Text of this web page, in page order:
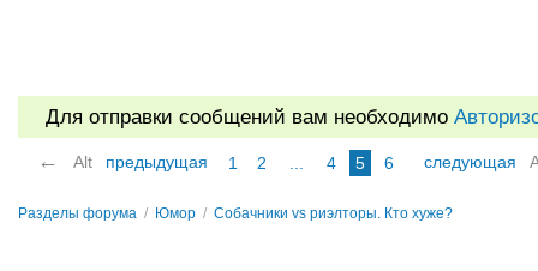
Для отправки сообщений вам необходимо
1 2 4 5 6
← Alt предыдущая следующая
Разделы форума / Юмор / Собачники vs риэлторы. Кто хуже?